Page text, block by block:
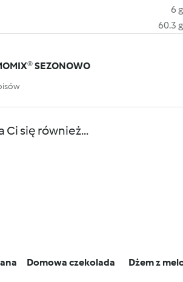
6 g
60.3 g
SEZONOWO
Ci się również...
Domowa czekolada Dżem z